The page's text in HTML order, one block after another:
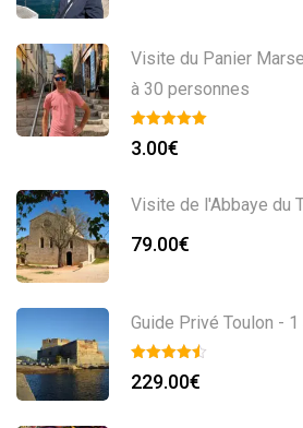
Visite du Panier
à 30 personnes
3.00€
Visite de l'Abbaye du
79.00€
Guide Privé Toulon -
229.00€